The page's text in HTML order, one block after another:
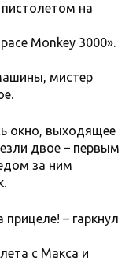
на
Monkey 3000».
мистер
окно, выходящее
двое – первым
за ним
– гаркнул
с Макса и